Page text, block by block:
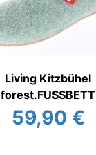
Living Kitzbühel
forest.FUSSBETT
Hausschuh
59,90 €